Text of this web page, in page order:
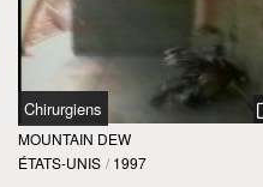
Chirurgiens
MOUNTAIN DEW
ÉTATS-UNIS / 1997